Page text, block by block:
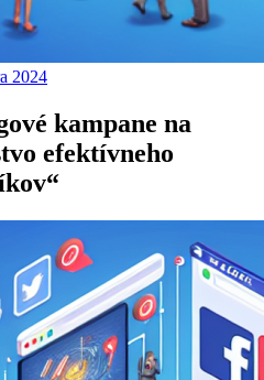
2024
kampane na
efektívneho